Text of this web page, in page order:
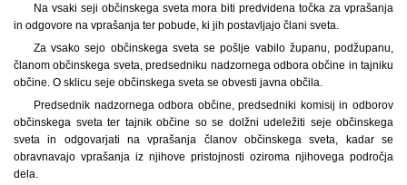
Na vsaki seji občinskega sveta mora biti predvidena točka za vprašanja
in odgovore na vprašanja ter pobude, ki jih postavljajo člani sveta.
Za vsako sejo občinskega sveta se pošlje vabilo županu, podžupanu,
članom občinskega sveta, predsedniku nadzornega odbora občine in tajniku
občine. O sklicu seje občinskega sveta se obvesti javna občila.
Predsednik nadzornega odbora občine, predsedniki komisij in odborov
občinskega sveta ter tajnik občine so se dolžni udeležiti seje občinskega
sveta in odgovarjati na vprašanja članov občinskega sveta, kadar se
obravnavajo vprašanja iz njihove pristojnosti oziroma njihovega področja
dela.